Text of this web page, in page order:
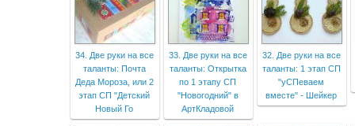
34. Две руки на все
таланты: Почта
Деда Мороза, или 2
этап СП "Детский
Новый Го
33. Две руки на все
таланты: Открытка
по 1 этапу СП
"Новогодний" в
АртКладовой
32. Две руки на все
таланты: 1 этап СП
"уСПеваем
вместе" - Шейкер